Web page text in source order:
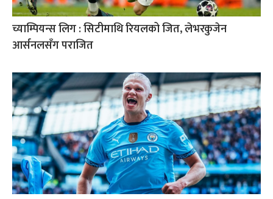
च्याम्पियन्स लिग : सिटीमाथि रियलको जित, लेभरकुजेन
आर्सनलसँग पराजित